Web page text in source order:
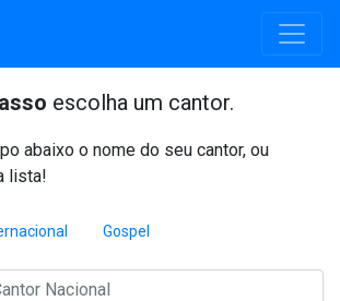
escolha um cantor.
abaixo o nome do seu cantor, ou
lista!
Gospel